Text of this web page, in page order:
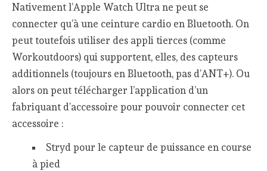
Nativement l’Apple Watch Ultra ne peut se
connecter qu’à une ceinture cardio en Bluetooth. On
peut toutefois utiliser des appli tierces (comme
Workoutdoors) qui supportent, elles, des capteurs
additionnels (toujours en Bluetooth, pas d’ANT+). Ou
alors on peut télécharger l’application d’un
fabriquant d’accessoire pour pouvoir connecter cet
accessoire :
Stryd pour le capteur de puissance en course
à pied